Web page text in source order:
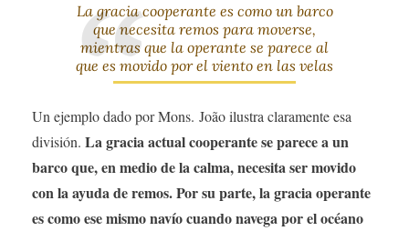
La gracia cooperante es como un barco
que necesita remos para moverse,
mientras que la operante se parece al
que es movido por el viento en las velas
Un ejemplo dado por Mons. João ilustra claramente esa
división. La gracia actual cooperante se parece a un
barco que, en medio de la calma, necesita ser movido
con la ayuda de remos. Por su parte, la gracia operante
es como ese mismo navío cuando navega por el océano